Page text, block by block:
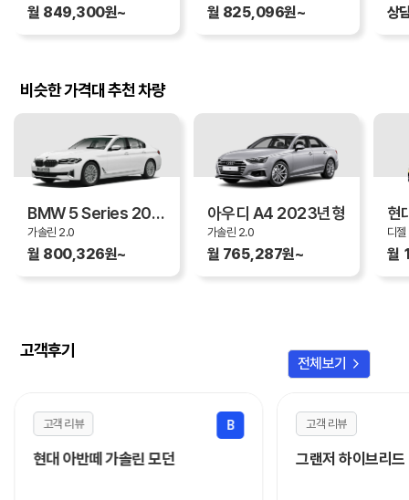
월 849,300원~ 월 825,096원~ 상
비슷한 가격대 추천 차량
BMW 5 Series 2023년형
가솔린 2.0
월 800,326원~
아우디 A4 2023년형
가솔린 2.0
월 765,287원~
디
월
고객후기
전체보기 chevron_right
B
고객 리뷰
현대 아반떼 가솔린 모던
고객 리뷰
그랜저 하이브리드